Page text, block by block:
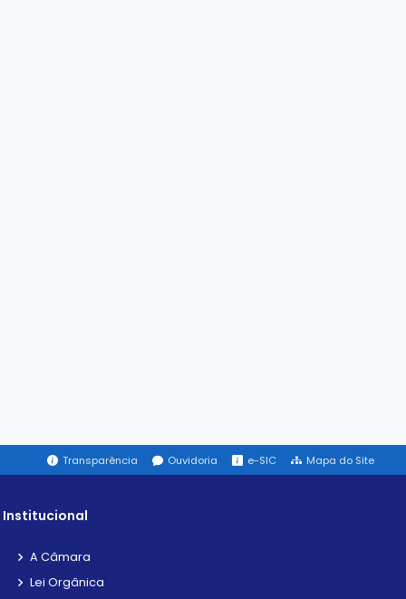
Transparência Ouvidoria e-SIC Mapa do Site
Institucional
A Câmara
Lei Orgânica